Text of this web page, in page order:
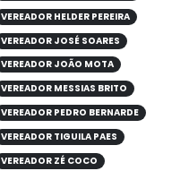
VEREADOR HELDER PEREIRA
VEREADOR JOSÉ SOARES
VEREADOR JOÃO MOTA
VEREADOR MESSIAS BRITO
VEREADOR PEDRO BERNARDE
VEREADOR TIGUILA PAES
VEREADOR ZÉ COCO